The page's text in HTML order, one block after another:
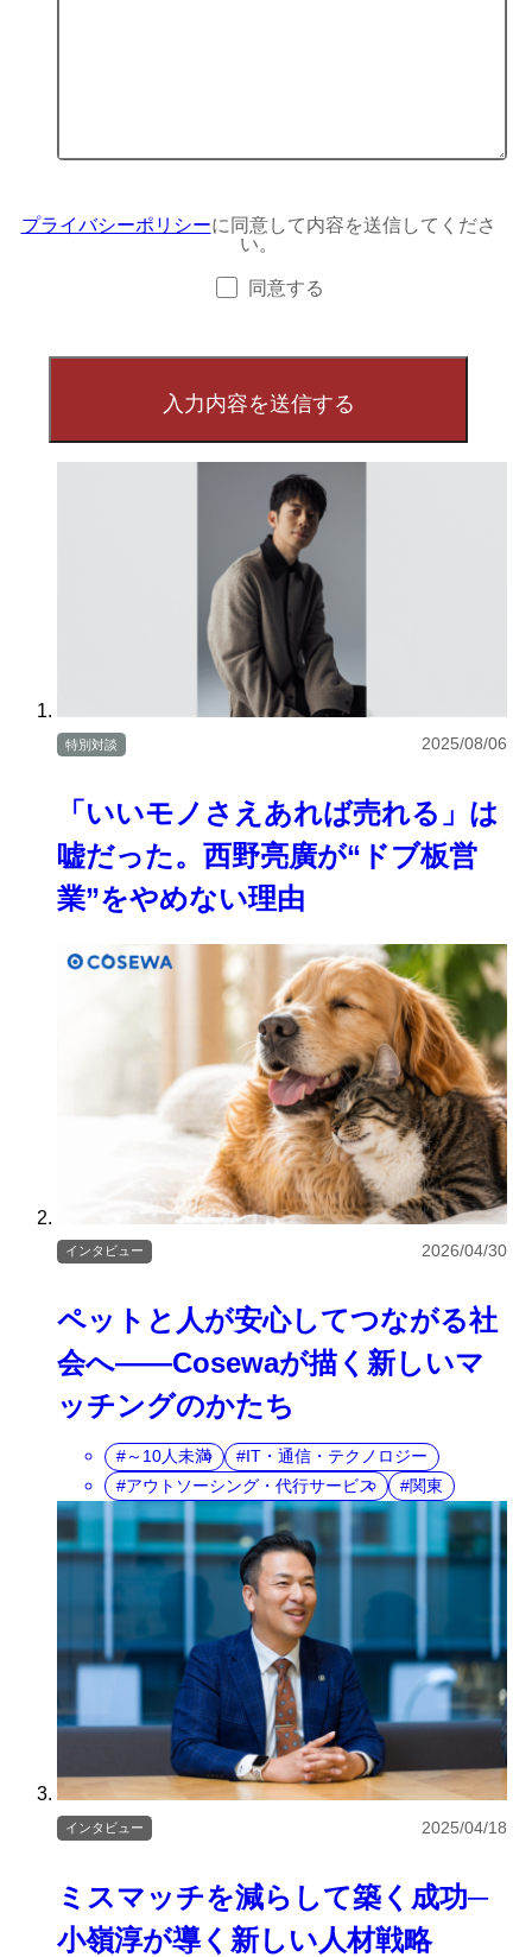
プライバシーポリシーに同意して内容を送信してくださ
い。
同意する
「いいモノさえあれば売れる」は
嘘だった。西野亮廣が“ドブ板営
業”をやめない理由
特別対談 2025/08/06
ペットと人が安心してつながる社
会へ――Cosewaが描く新しいマ
ッチングのかたち
インタビュー 2026/04/30
～10人未満
IT・通信・テクノロジー
アウトソーシング・代行サービス
関東
ミスマッチを減らして築く成功─
小嶺淳が導く新しい人材戦略
インタビュー 2025/04/18